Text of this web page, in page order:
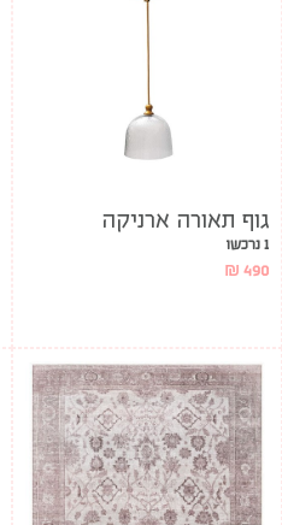
גוף תאורה ארניקה
1 נרכשו
₪ 490